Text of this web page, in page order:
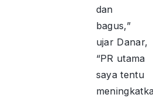
dan
bagus,”
ujar Danar,
“PR utama
saya tentu